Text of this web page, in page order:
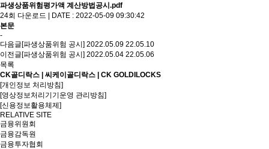
파생상품위험평가액 계산방법공시.pdf
24회 다운로드 | DATE : 2022-05-09 09:30:42
본문
-
다음글[파생상품위험 공시] 2022.05.09 22.05.10
이전글[파생상품위험 공시] 2022.05.04 22.05.06
목록
CK골디락스 | 씨케이골디락스 | CK GOLDILOCKS
[개인정보 처리방침]
[영상정보처리기기운영 관리방침]
[신용정보활용체제]
RELATIVE SITE
금융위원회
금융감독원
금융투자협회